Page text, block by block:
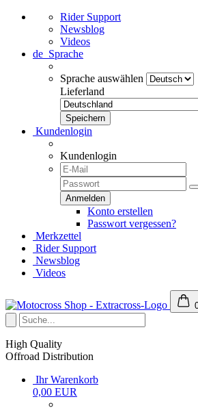
Rider Support
Newsblog
Videos
de Sprache
Sprache auswählen
Lieferland
Kundenlogin
Kundenlogin
Konto erstellen
Passwort vergessen?
Merkzettel
Rider Support
Newsblog
Videos
High Quality
Offroad Distribution
Ihr Warenkorb
0,00 EUR